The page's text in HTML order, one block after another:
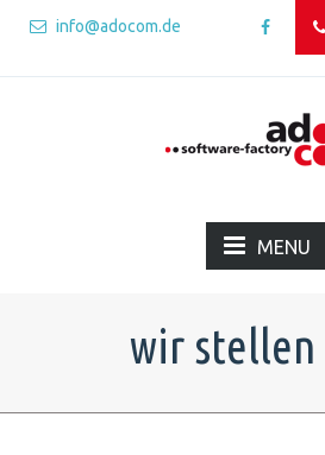
info@adocom.de
MENU
wir stellen